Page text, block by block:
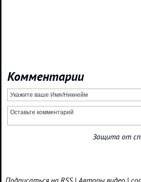
Комментарии
Защита от